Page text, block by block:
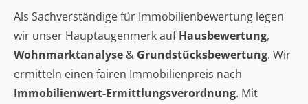
Als Sachverständige für Immobilienbewertung legen
wir unser Hauptaugenmerk aufHausbewertung,
Wohnmarktanalyse & Grundstücksbewertung. Wir
ermitteln einen fairen Immobilienpreis nach
Immobilienwert-Ermittlungsverordnung. Mit